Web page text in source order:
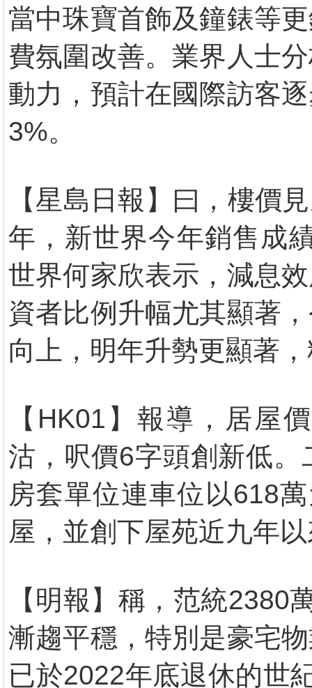
當中珠寶首飾及鐘錶等
費氛圍改善。業界人士
動力，預計在國際訪客
3%。
【星島日報】曰，樓價
年，新世界今年銷售成
世界何家欣表示，減息
資者比例升幅尤其顯著
向上，明年升勢更顯著
【HK01】報導，居屋
沽，呎價6字頭創新低
房套單位連車位以618
屋，並創下屋苑近九年
【明報】稱，范統2380
漸趨平穩，特別是豪宅
已於2022年底退休的世